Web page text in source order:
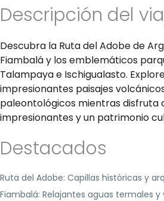
Descripción del
Descubra la Ruta del Adobe de
Fiambalá y los emblemáticos
Talampaya e Ischigualasto.
impresionantes paisajes
paleontológicos mientras disfruta
impresionantes y un patrimonio
Destacados
Ruta del Adobe: Capillas históricas y
Fiambalá: Relajantes aguas termales